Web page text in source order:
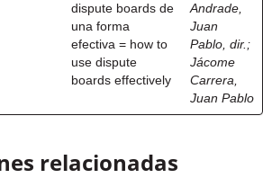
dispute boards de
una forma
efectiva = how to
use dispute
boards effectively
Andrade,
Juan
Pablo, dir. ;
Jácome
Carrera,
Juan Pablo
relacionadas